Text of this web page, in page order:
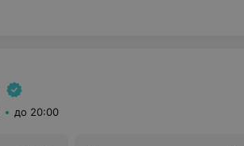
до 20:00